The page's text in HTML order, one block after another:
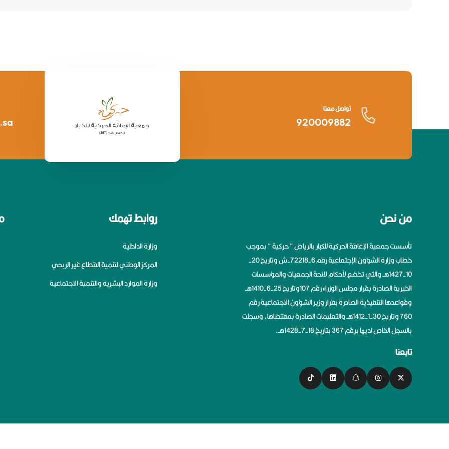
تواصل معنا
920009882
من نحن
تأسست جمعية الإعاقة الحركية للكبار بالرياض ” حركية ” بموجب
خطاب وزارة الشؤون الإجتماعية رقم 6-72218-ش وتاريخ 20-
10-1427هــ والتي تخضع لأحكام لائحة الجمعيات والمؤسسات
الخيرية الصادرة بقرار مجلس الوزراء رقم 107وتاريخ 25-6-1410هــ
وقواعدها التنفيذية الصادرة بقرار وزير الشؤون الاجتماعية رقم
760 وتاريخ 30-1-1412هــ والتعليمات الصادرة بمقتضاها، وسجلت
بالسجل الخاص لديها برقم 367 بتاريخ 18-7-1428هــ.
تابعنا
روابط تهمك
وزارة الداخلية
المركز الوطني لتنمية القطاع غير الربحي
وزارة الموارد البشرية والتنمية الاجتماعية